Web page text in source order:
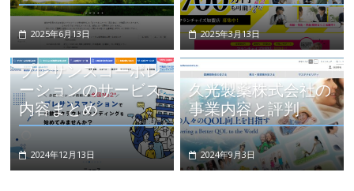
2025年6月13日 2025年3月13日
プレサンスコーポレ
ーションのサービス
内容まとめ
2024年12月13日
久光製薬株式会社の
事業内容と評判
2024年9月3日